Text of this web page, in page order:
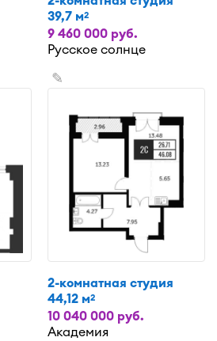
39,7 м2
9 460 000 руб.
Русское солнце
✎
2-комнатная студия
44,12 м2
10 040 000 руб.
Академия